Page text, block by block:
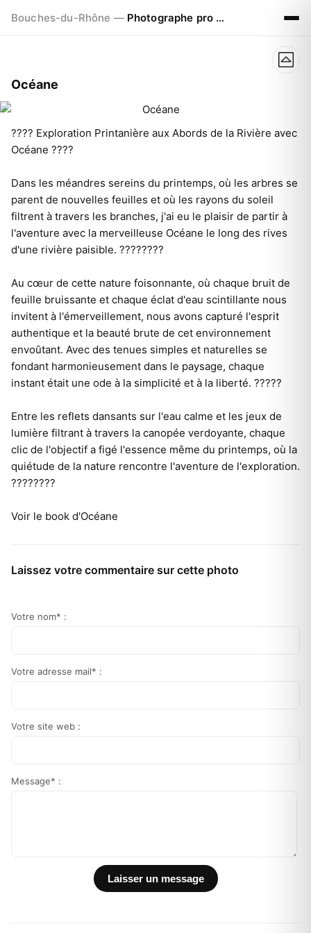
Bouches-du-Rhône — Photographe pro à Marseille - Aix - Avignon
Océane
???? Exploration Printanière aux Abords de la Rivière avec
Océane ????
Dans les méandres sereins du printemps, où les arbres se
parent de nouvelles feuilles et où les rayons du soleil
filtrent à travers les branches, j'ai eu le plaisir de partir à
l'aventure avec la merveilleuse Océane le long des rives
d'une rivière paisible. ????????
Au cœur de cette nature foisonnante, où chaque bruit de
feuille bruissante et chaque éclat d'eau scintillante nous
invitent à l'émerveillement, nous avons capturé l'esprit
authentique et la beauté brute de cet environnement
envoûtant. Avec des tenues simples et naturelles se
fondant harmonieusement dans le paysage, chaque
instant était une ode à la simplicité et à la liberté. ?????
Entre les reflets dansants sur l'eau calme et les jeux de
lumière filtrant à travers la canopée verdoyante, chaque
clic de l'objectif a figé l'essence même du printemps, où la
quiétude de la nature rencontre l'aventure de l'exploration.
????????
Voir le book d'Océane
Laissez votre commentaire sur cette photo
Votre nom* :
Votre adresse mail* :
Votre site web :
Message* :